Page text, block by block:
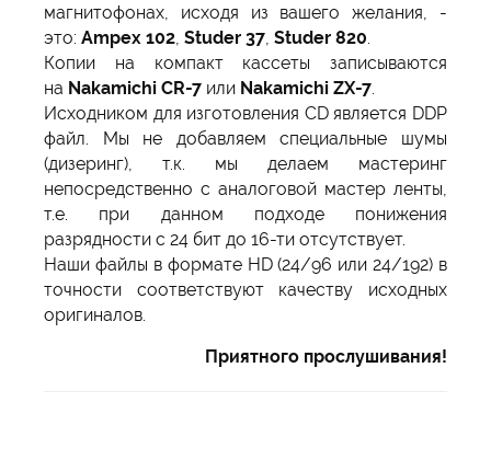
магнитофонах, исходя из вашего желания, -
это: Ampex 102, Studer 37, Studer 820.
Копии на компакт кассеты записываются
на Nakamichi CR-7 или Nakamichi ZX-7.
Исходником для изготовления CD является DDP
файл. Мы не добавляем специальные шумы
(дизеринг), т.к. мы делаем мастеринг
непосредственно с аналоговой мастер ленты,
т.е. при данном подходе понижения
разрядности с 24 бит до 16-ти отсутствует.
Наши файлы в формате HD (24/96 или 24/192) в
точности соответствуют качеству исходных
оригиналов.
Приятного прослушивания!